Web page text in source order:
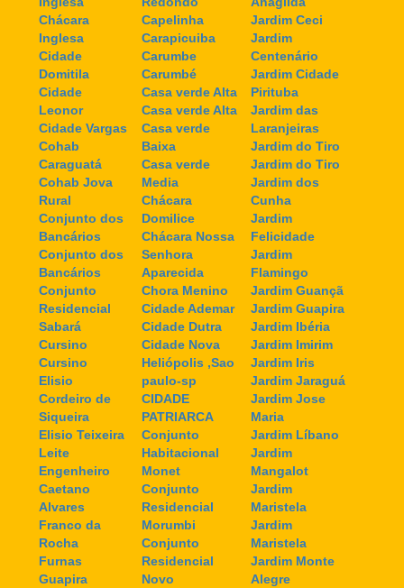
Chácara
Inglesa
Cidade
Domitila
Cidade
Leonor
Cidade Vargas
Cohab
Caraguatá
Cohab Jova
Rural
Conjunto dos
Bancários
Conjunto dos
Bancários
Conjunto
Residencial
Sabará
Cursino
Cursino
Elisio
Cordeiro de
Siqueira
Elisio Teixeira
Leite
Engenheiro
Caetano
Alvares
Franco da
Rocha
Furnas
Guapira
Capelinha
Carapicuiba
Carumbe
Carumbé
Casa verde Alta
Casa verde Alta
Casa verde
Baixa
Casa verde
Media
Chácara
Domilice
Chácara Nossa
Senhora
Aparecida
Chora Menino
Cidade Ademar
Cidade Dutra
Cidade Nova
Heliópolis ,Sao
paulo-sp
CIDADE
PATRIARCA
Conjunto
Habitacional
Monet
Conjunto
Residencial
Morumbi
Conjunto
Residencial
Novo
Jardim Ceci
Jardim
Centenário
Jardim Cidade
Pirituba
Jardim das
Laranjeiras
Jardim do Tiro
Jardim do Tiro
Jardim dos
Cunha
Jardim
Felicidade
Jardim
Flamingo
Jardim Guançã
Jardim Guapira
Jardim Ibéria
Jardim Imirim
Jardim Iris
Jardim Jaraguá
Jardim Jose
Maria
Jardim Líbano
Jardim
Mangalot
Jardim
Maristela
Jardim
Maristela
Jardim Monte
Alegre